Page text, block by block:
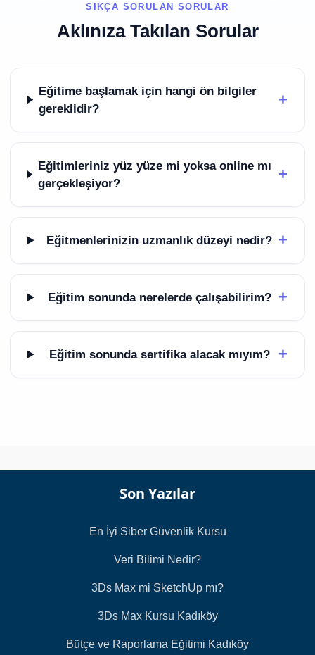
SIKÇA SORULAN SORULAR
Aklınıza Takılan Sorular
Eğitime başlamak için hangi ön bilgiler
gereklidir?
+
Eğitimleriniz yüz yüze mi yoksa online mı
gerçekleşiyor?
+
Eğitmenlerinizin uzmanlık düzeyi nedir? +
Eğitim sonunda nerelerde çalışabilirim? +
Eğitim sonunda sertifika alacak mıyım? +
Son Yazılar
En İyi Siber Güvenlik Kursu
Veri Bilimi Nedir?
3Ds Max mi SketchUp mı?
3Ds Max Kursu Kadıköy
Bütçe ve Raporlama Eğitimi Kadıköy